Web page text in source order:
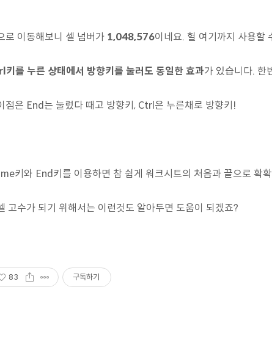
로 이동해보니 셀 넘버가 1,048,576이네요. 헐 여기까지 사용할
를 누른 상태에서 방향키를 눌러도 동일한 효과가 있습니다. 한
점은 End는 눌렀다 때고 방향키, Ctrl은 누른채로 방향키!
키와 End키를 이용하면 참 쉽게 워크시트의 처음과 끝으로 확
고수가 되기 위해서는 이런것도 알아두면 도움이 되겠죠?
83 구독하기